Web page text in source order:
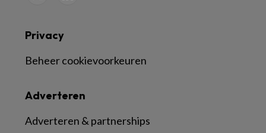
Adverteren
Adverteren & partnerships
Privacy
Beheer cookievoorkeuren